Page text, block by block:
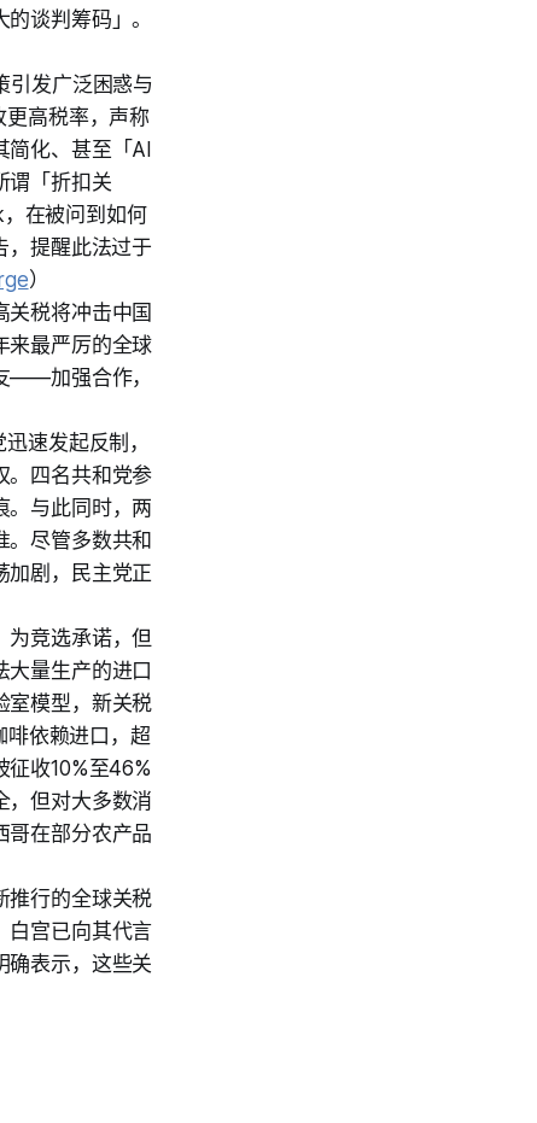
谈判筹码」。
引发广泛困惑与
高税率，声称
简化、甚至「AI
谓「折扣关
在被问到如何
，提醒此法过于
）
关税将冲击中国
来最严厉的全球
——加强合作，
速发起反制，
。四名共和党参
。与此同时，两
。尽管多数共和
加剧，民主党正
为竞选承诺，但
大量生产的进口
室模型，新关税
依赖进口，超
收10%至46%
，但对大多数消
哥在部分农产品
推行的全球关税
白宫已向其代言
确表示，这些关